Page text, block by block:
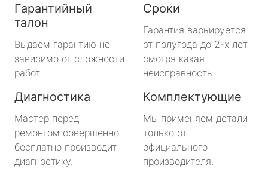
Гарантийный
талон
Выдаем гарантию не
зависимо от сложности
работ.
Сроки
Гарантия варьируется
от полугода до 2-х лет
смотря какая
неисправность.
Диагностика
Мастер перед
ремонтом совершенно
бесплатно производит
диагностику.
Комплектующие
Мы применяем детали
только от
официального
производителя.